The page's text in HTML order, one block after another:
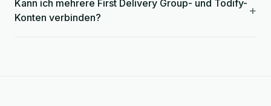
Kann ich mehrere First Delivery Group- und Todify-
Konten verbinden?
+